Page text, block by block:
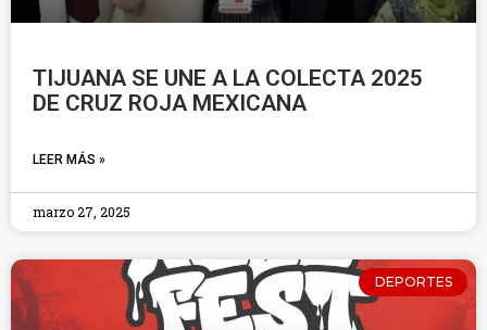
TIJUANA SE UNE A LA COLECTA 2025
DE CRUZ ROJA MEXICANA
LEER MÁS »
marzo 27, 2025
DEPORTES